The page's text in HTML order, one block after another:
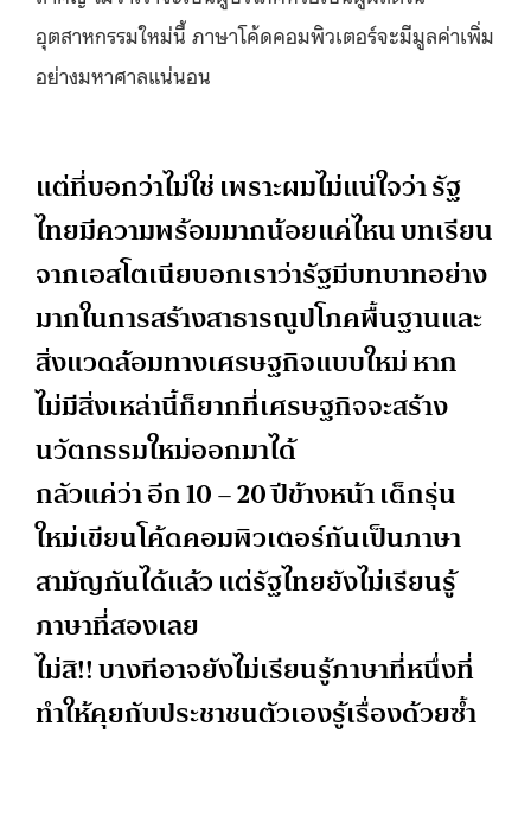
อุตสาหกรรมใหม่นี้ ภาษาโค้ดคอมพิวเตอร์จะมีมูลค่าเพิ่ม
อย่างมหาศาลแน่นอน
แต่ที่บอกว่าไม่ใช่ เพราะผมไม่แน่ใจว่า รัฐ
ไทยมีความพร้อมมากน้อยแค่ไหน บทเรียน
จากเอสโตเนียบอกเราว่ารัฐมีบทบาทอย่าง
มากในการสร้างสาธารณูปโภคพื้นฐานและ
สิ่งแวดล้อมทางเศรษฐกิจแบบใหม่ หาก
ไม่มีสิ่งเหล่านี้ก็ยากที่เศรษฐกิจจะสร้าง
นวัตกรรมใหม่ออกมาได้
กลัวแค่ว่า อีก 10 – 20 ปีข้างหน้า เด็กรุ่น
ใหม่เขียนโค้ดคอมพิวเตอร์กันเป็นภาษา
สามัญกันได้แล้ว แต่รัฐไทยยังไม่เรียนรู้
ภาษาที่สองเลย
ไม่สิ!! บางทีอาจยังไม่เรียนรู้ภาษาที่หนึ่งที่
ทำให้คุยกับประชาชนตัวเองรู้เรื่องด้วยซ้ำ